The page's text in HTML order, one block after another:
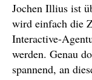
Jochen Illius ist
wird einfach die
Interactive-
werden. Genau
spannend, an